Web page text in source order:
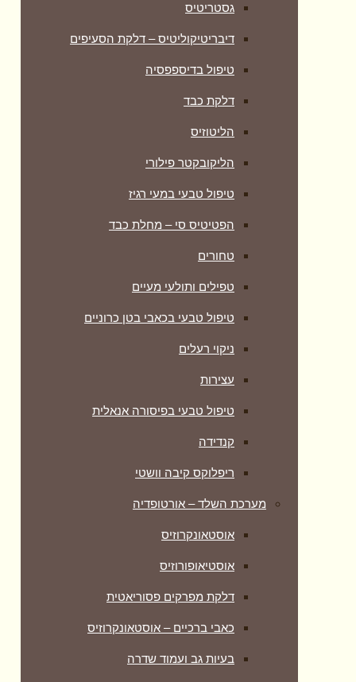
גסטריטיס
דיבריטיקוליטיס – דלקת הסעיפים
טיפול בדיספפסיה
דלקת כבד
הליטוזיס
הליקובקטר פילורי
טיפול טבעי במעי רגיז
הפטיטיס סי – מחלת כבד
טחורים
טפילים ותולעי מעיים
טיפול טבעי בכאבי בטן כרוניים
ניקוי רעלים
עצירות
טיפול טבעי בפיסורה אנאלית
קנדידה
ריפלוקס קיבה וושטי
מערכת השלד – אורטופדיה
אוסטאונקרוזיס
אוסטיאופורוזיס
דלקת מפרקים פסוריאטית
כאבי ברכיים – אוסטאונקרוזיס
בעיות גב ועמוד שדרה